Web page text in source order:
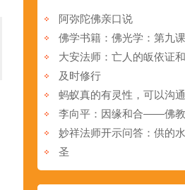
阿弥陀佛亲口说
及时修行
蚂蚁真的有灵性，可以沟通
圣